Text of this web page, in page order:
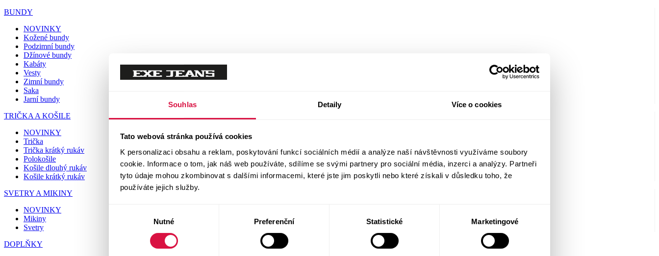
Souhlas Detaily Více o cookies
Tato webová stránka používá cookies
K personalizaci obsahu a reklam, poskytování funkcí sociálních médií a analýze naší návštěvnosti využíváme soubory
cookie. Informace o tom, jak náš web používáte, sdílíme se svými partnery pro sociální média, inzerci a analýzy. Partneři
tyto údaje mohou zkombinovat s dalšími informacemi, které jste jim poskytli nebo které získali v důsledku toho, že
používáte jejich služby.
Nutné Preferenční Statistické Marketingové
BUNDY
NOVINKY
Kožené bundy
Podzimní bundy
Džínové bundy
Kabáty
Vesty
Zimní bundy
Saka
Jarní bundy
TRIČKA A KOŠILE
NOVINKY
Trička
Trička krátký rukáv
Polokošile
Košile dlouhý rukáv
Košile krátký rukáv
SVETRY A MIKINY
NOVINKY
Mikiny
Svetry
DOPLŇKY